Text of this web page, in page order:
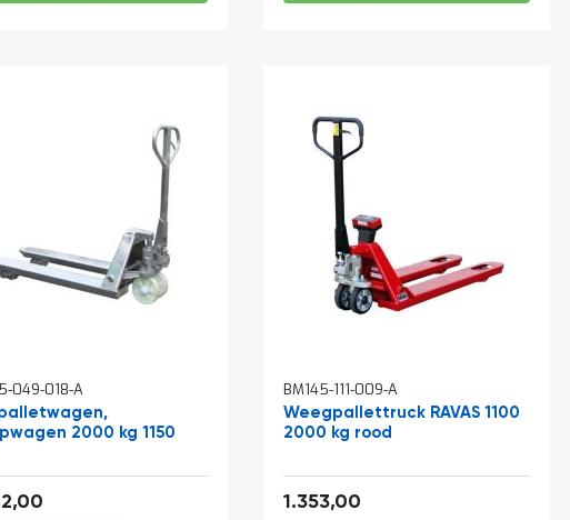
049-018-A
palletwagen,
2000 kg 1150
BM145-111-009-A
Weegpallettruck RAVAS 1100
2000 kg rood
1.353,00